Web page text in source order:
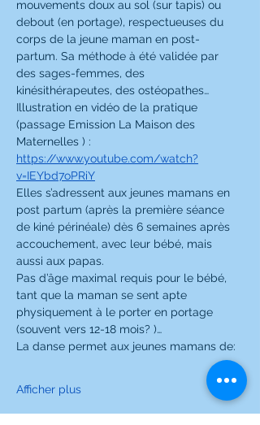
mouvements doux au sol (sur tapis) ou
debout (en portage), respectueuses du
corps de la jeune maman en post-
partum. Sa méthode à été validée par
des sages-femmes, des
kinésithérapeutes, des ostéopathes…
Illustration en vidéo de la pratique
(passage Emission La Maison des
Maternelles ) :
https://www.youtube.com/watch?
v=IEYbd7oPRiY
Elles s’adressent aux jeunes mamans en
post partum (après la première séance
de kiné périnéale) dès 6 semaines après
accouchement, avec leur bébé, mais
aussi aux papas.
Pas d’âge maximal requis pour le bébé,
tant que la maman se sent apte
physiquement à le porter en portage
(souvent vers 12-18 mois? )…
La danse permet aux jeunes mamans de:
Afficher plus